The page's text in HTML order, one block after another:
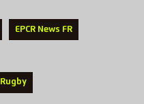
EPCR News FR